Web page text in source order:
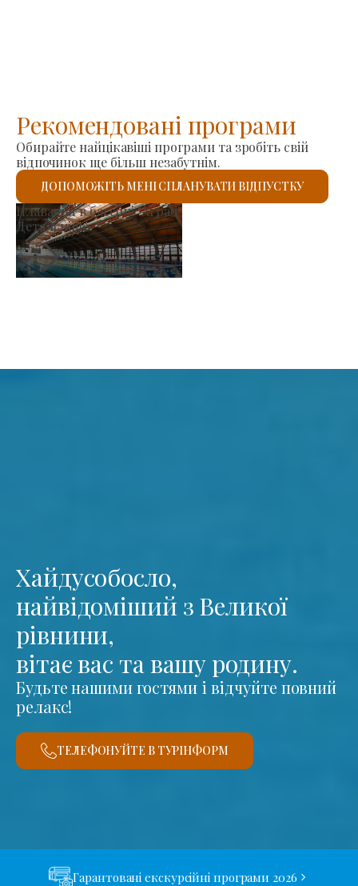
Рекомендовані програми
Обирайте найцікавіші програми та зробіть свій
відпочинок ще більш незабутнім.
ДОПОМОЖІТЬ МЕНІ СПЛАНУВАТИ ВІДПУСТКУ
виробників
Хайдусобосло,
найвідоміший з Великої
рівнини,
вітає вас та вашу родину.
Будьте нашими гостями і відчуйте повний
релакс!
ТЕЛЕФОНУЙТЕ В ТУРІНФОРМ
Гарантовані екскурсійні програми 2026